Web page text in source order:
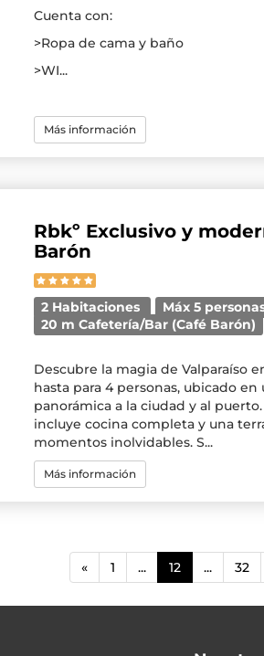
Cuenta con:
>Ropa de cama y baño
>WI...
Más información
Rbkº Exclusivo y
Barón
2 Habitaciones
Máx 5
20 m Cafetería/Bar (Café Barón)
Descubre la magia de Valparaíso
hasta para 4 personas, ubicado
panorámica a la ciudad y al
incluye cocina completa y una
momentos inolvidables. S...
Más información
« 1 ... 12(current)
... 32